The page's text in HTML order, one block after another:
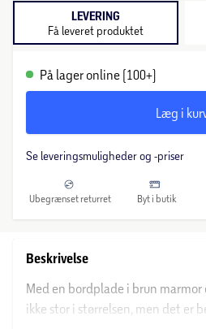
LEVERING
Få leveret produktet
På lager online (100+)
Læg i
Se leveringsmuligheder og -priser
Ubegrænset returret Byt i butik
Beskrivelse
Med en bordplade i brun
ikke stor i størrelsen, men det er